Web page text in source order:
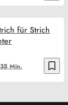
bookmark_border
Min.
für Strich